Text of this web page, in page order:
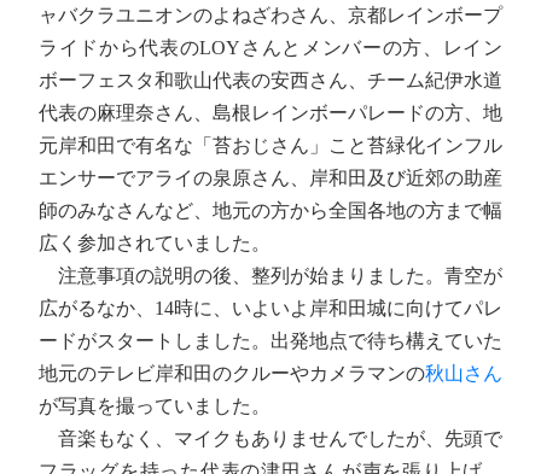
ャバクラユニオンのよねざわさん、京都レインボープ
ライドから代表のLOYさんとメンバーの方、レイン
ボーフェスタ和歌山代表の安西さん、チーム紀伊水道
代表の麻理奈さん、島根レインボーパレードの方、地
元岸和田で有名な「苔おじさん」こと苔緑化インフル
エンサーでアライの泉原さん、岸和田及び近郊の助産
師のみなさんなど、地元の方から全国各地の方まで幅
広く参加されていました。
注意事項の説明の後、整列が始まりました。青空が
広がるなか、14時に、いよいよ岸和田城に向けてパレ
ードがスタートしました。出発地点で待ち構えていた
地元のテレビ岸和田のクルーやカメラマンの秋山さん
が写真を撮っていました。
音楽もなく、マイクもありませんでしたが、先頭で